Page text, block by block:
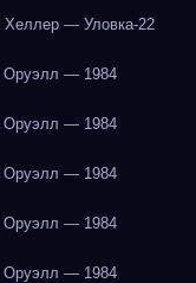
— Уловка-22
— 1984
— 1984
— 1984
— 1984
— 1984